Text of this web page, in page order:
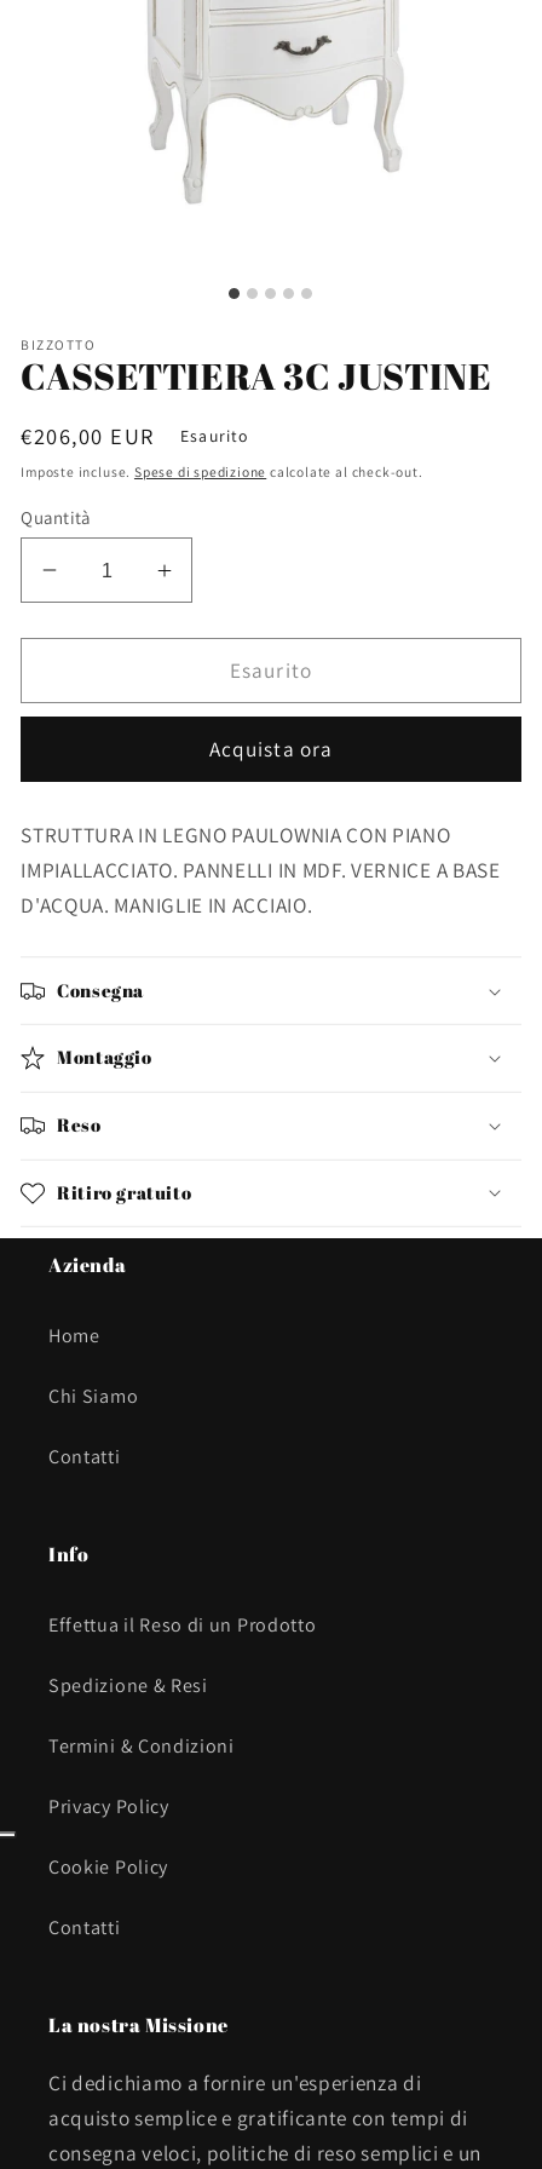
BIZZOTTO
CASSETTIERA 3C JUSTINE
Prezzo
di
€206,00 EUR Esaurito
Imposte incluse. Spese di spedizione calcolate al check-out.
Quantità
Diminuisci
quantità
per
3C
Aumenta
quantità
per
CASSETTIERA
3C
Esaurito
Acquista ora
STRUTTURA IN LEGNO PAULOWNIA CON PIANO
IMPIALLACCIATO. PANNELLI IN MDF. VERNICE A BASE
D'ACQUA. MANIGLIE IN ACCIAIO.
Consegna
Montaggio
Reso
Ritiro gratuito
Azienda
Home
Chi Siamo
Contatti
Info
Effettua il Reso di un Prodotto
Spedizione & Resi
Termini & Condizioni
Privacy Policy
Cookie Policy
Contatti
La nostra Missione
Ci dedichiamo a fornire un'esperienza di
acquisto semplice e gratificante con tempi di
consegna veloci, politiche di reso semplici e un